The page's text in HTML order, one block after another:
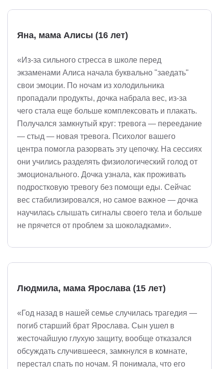
Яна, мама Алисы (16 лет)
«Из-за сильного стресса в школе перед
экзаменами Алиса начала буквально "заедать"
свои эмоции. По ночам из холодильника
пропадали продукты, дочка набрала вес, из-за
чего стала еще больше комплексовать и плакать.
Получался замкнутый круг: тревога — переедание
— стыд — новая тревога. Психолог вашего
центра помогла разорвать эту цепочку. На сессиях
они учились разделять физиологический голод от
эмоционального. Дочка узнала, как проживать
подростковую тревогу без помощи еды. Сейчас
вес стабилизировался, но самое важное — дочка
научилась слышать сигналы своего тела и больше
не прячется от проблем за шоколадками».
Людмила, мама Ярослава (15 лет)
«Год назад в нашей семье случилась трагедия —
погиб старший брат Ярослава. Сын ушел в
жесточайшую глухую защиту, вообще отказался
обсуждать случившееся, замкнулся в комнате,
перестал спать по ночам. Я понимала, что его